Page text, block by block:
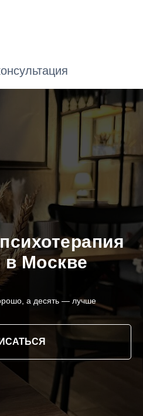
в Москве
а десять — лучше